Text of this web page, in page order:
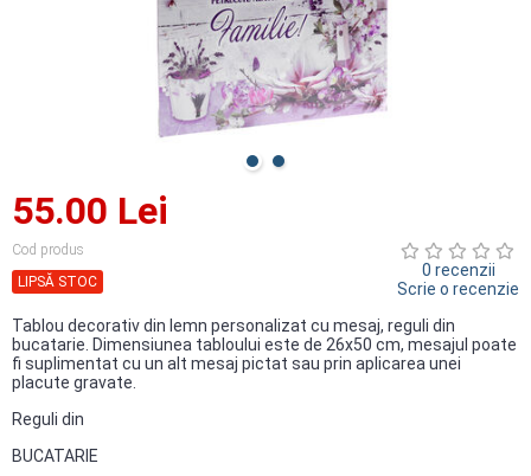
55.00 Lei
Cod produs
LIPSĂ STOC
0 recenzii
Scrie o recenzie
Tablou decorativ din lemn personalizat cu mesaj, reguli din
bucatarie. Dimensiunea tabloului este de 26x50 cm, mesajul poate
fi suplimentat cu un alt mesaj pictat sau prin aplicarea unei
placute gravate.
Reguli din
BUCATARIE